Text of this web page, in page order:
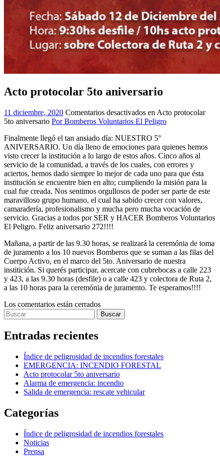
Acto protocolar 5to aniversario
11 diciembre, 2020 Comentarios desactivados en Acto protocolar
5to aniversario Por Bomberos Voluntarios El Peligro
Finalmente llegó el tan ansiado día: NUESTRO 5°
ANIVERSARIO. Un día lleno de emociones para quienes hemos
visto crecer la institución a lo largo de estos años. Cinco años al
servicio de la comunidad, a través de los cuales, con errores y
aciertos, hemos dado siempre lo mejor de cada uno para que ésta
institución se encuentre bien en alto; cumpliendo la misión para la
cual fue creada. Nos sentimos orgullosos de poder ser parte de este
maravilloso grupo humano, el cual ha sabido crecer con valores,
camaradería, profesionalismo y mucha pero mucha vocación de
servicio. Gracias a todos por SER y HACER Bomberos Voluntarios
El Peligro. Feliz aniversario 272!!!!
Mañana, a partir de las 9.30 horas, se realizará la ceremónia de toma
de juramento a los 10 nuevos Bomberos que se suman a las filas del
Cuerpo Activo, en el marco del 5to. Aniversario de nuestra
institición. Si querés participar, acercate con cubrebocas a calle 223
y 423, a las 9.30 horas (desfile) o a calle 423 y colectora de Ruta 2,
a las 10 horas para la ceremónia de juramento. Te esperamos!!!!
Los comentarios están cerrados
Entradas recientes
Índice de peligrosidad de incendios forestales
EMERGENCIA: INCENDIO FORESTAL
Acto protocolar 5to aniversario
Alarma de emergencia: incendio
Salida de emergencia: rescate vehicular
Categorías
Índice de peligrosidad de incendios forestales
Noticias
Prensa